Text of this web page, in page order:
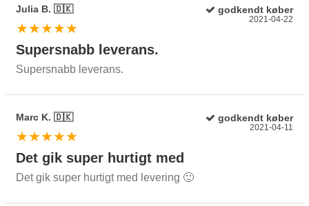
Julia B. 🇩🇰 godkendt køber
★★★★★
2021-04-22
Supersnabb leverans.
Supersnabb leverans.
Marc K. 🇩🇰 godkendt køber
★★★★★
2021-04-11
Det gik super hurtigt med
Det gik super hurtigt med levering 🙂